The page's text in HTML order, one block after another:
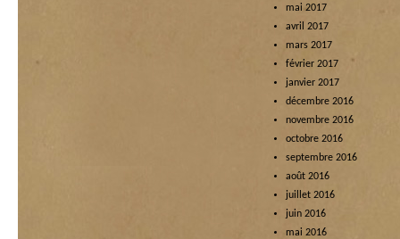
mai 2017
avril 2017
mars 2017
février 2017
janvier 2017
décembre 2016
novembre 2016
octobre 2016
septembre 2016
août 2016
juillet 2016
juin 2016
mai 2016